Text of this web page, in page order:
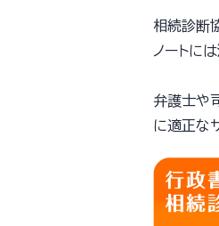
相続診断
ノートに
弁護士や
に適正な